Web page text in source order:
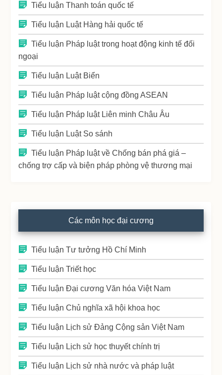
Tiểu luận Thanh toán quốc tế
Tiểu luận Luật Hàng hải quốc tế
Tiểu luận Pháp luật trong hoạt động kinh tế đối
ngoại
Tiểu luận Luật Biển
Tiểu luận Pháp luật cộng đồng ASEAN
Tiểu luận Pháp luật Liên minh Châu Âu
Tiểu luận Luật So sánh
Tiểu luận Pháp luật về Chống bán phá giá –
chống trợ cấp và biện pháp phòng vệ thương mại
Các môn học đại cương
Tiểu luận Tư tưởng Hồ Chí Minh
Tiểu luận Triết học
Tiểu luận Đại cương Văn hóa Việt Nam
Tiểu luận Chủ nghĩa xã hội khoa học
Tiểu luận Lịch sử Đảng Cộng sản Việt Nam
Tiểu luận Lịch sử học thuyết chính trị
Tiểu luận Lịch sử nhà nước và pháp luật